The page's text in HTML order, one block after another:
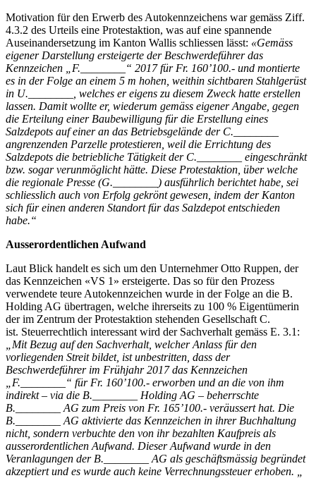
Motivation für den Erwerb des Autokennzeichens war gemäss Ziff.
4.3.2 des Urteils eine Protestaktion, was auf eine spannende
Auseinandersetzung im Kanton Wallis schliessen lässt: «Gemäss
eigener Darstellung ersteigerte der Beschwerdeführer das
Kennzeichen „F.________“ 2017 für Fr. 160’100.- und montierte
es in der Folge an einem 5 m hohen, weithin sichtbaren Stahlgerüst
in U.________, welches er eigens zu diesem Zweck hatte erstellen
lassen. Damit wollte er, wiederum gemäss eigener Angabe, gegen
die Erteilung einer Baubewilligung für die Erstellung eines
Salzdepots auf einer an das Betriebsgelände der C.________
angrenzenden Parzelle protestieren, weil die Errichtung des
Salzdepots die betriebliche Tätigkeit der C.________ eingeschränkt
bzw. sogar verunmöglicht hätte. Diese Protestaktion, über welche
die regionale Presse (G.________) ausführlich berichtet habe, sei
schliesslich auch von Erfolg gekrönt gewesen, indem der Kanton
sich für einen anderen Standort für das Salzdepot entschieden
habe.“
Ausserordentlichen Aufwand
Laut Blick handelt es sich um den Unternehmer Otto Ruppen, der
das Kennzeichen «VS 1» ersteigerte. Das so für den Prozess
verwendete teure Autokennzeichen wurde in der Folge an die B.
Holding AG übertragen, welche ihrerseits zu 100 % Eigentümerin
der im Zentrum der Protestaktion stehenden Gesellschaft C.
ist. Steuerrechtlich interessant wird der Sachverhalt gemäss E. 3.1:
„Mit Bezug auf den Sachverhalt, welcher Anlass für den
vorliegenden Streit bildet, ist unbestritten, dass der
Beschwerdeführer im Frühjahr 2017 das Kennzeichen
„F.________“ für Fr. 160’100.- erworben und an die von ihm
indirekt – via die B.________ Holding AG – beherrschte
B.________ AG zum Preis von Fr. 165’100.- veräussert hat. Die
B.________ AG aktivierte das Kennzeichen in ihrer Buchhaltung
nicht, sondern verbuchte den von ihr bezahlten Kaufpreis als
ausserordentlichen Aufwand. Dieser Aufwand wurde in den
Veranlagungen der B.________ AG als geschäftsmässig begründet
akzeptiert und es wurde auch keine Verrechnungssteuer erhoben. „